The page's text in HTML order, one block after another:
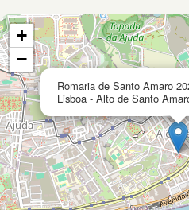
Romaria de Santo Amaro
Lisboa - Alto de Santo
+
−